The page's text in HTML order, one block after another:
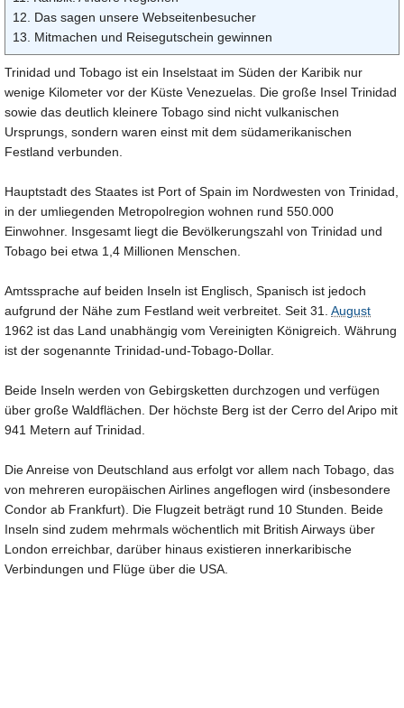
12. Das sagen unsere Webseitenbesucher
13. Mitmachen und Reisegutschein gewinnen
Trinidad und Tobago ist ein Inselstaat im Süden der Karibik nur
wenige Kilometer vor der Küste Venezuelas. Die große Insel Trinidad
sowie das deutlich kleinere Tobago sind nicht vulkanischen
Ursprungs, sondern waren einst mit dem südamerikanischen
Festland verbunden.
Hauptstadt des Staates ist Port of Spain im Nordwesten von Trinidad,
in der umliegenden Metropolregion wohnen rund 550.000
Einwohner. Insgesamt liegt die Bevölkerungszahl von Trinidad und
Tobago bei etwa 1,4 Millionen Menschen.
Amtssprache auf beiden Inseln ist Englisch, Spanisch ist jedoch
aufgrund der Nähe zum Festland weit verbreitet. Seit 31. August
1962 ist das Land unabhängig vom Vereinigten Königreich. Währung
ist der sogenannte Trinidad-und-Tobago-Dollar.
Beide Inseln werden von Gebirgsketten durchzogen und verfügen
über große Waldflächen. Der höchste Berg ist der Cerro del Aripo mit
941 Metern auf Trinidad.
Die Anreise von Deutschland aus erfolgt vor allem nach Tobago, das
von mehreren europäischen Airlines angeflogen wird (insbesondere
Condor ab Frankfurt). Die Flugzeit beträgt rund 10 Stunden. Beide
Inseln sind zudem mehrmals wöchentlich mit British Airways über
London erreichbar, darüber hinaus existieren innerkaribische
Verbindungen und Flüge über die USA.